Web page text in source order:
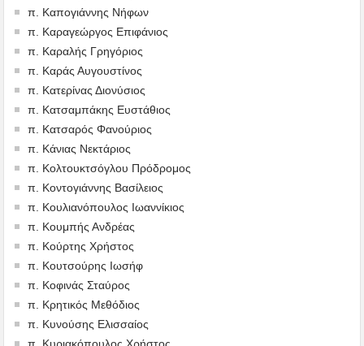
π. Καπογιάννης Νήφων
π. Καραγεώργος Επιφάνιος
π. Καραλής Γρηγόριος
π. Καράς Αυγουστίνος
π. Κατερίνας Διονύσιος
π. Κατσαμπάκης Ευστάθιος
π. Κατσαρός Φανούριος
π. Κάνιας Νεκτάριος
π. Κολτουκτσόγλου Πρόδρομος
π. Κοντογιάννης Βασίλειος
π. Κουλιανόπουλος Ιωαννίκιος
π. Κουμπής Ανδρέας
π. Κούρτης Χρήστος
π. Κουτσούρης Ιωσήφ
π. Κοφινάς Σταύρος
π. Κρητικός Μεθόδιος
π. Κυνούσης Ελισσαίος
π. Κυριακόπουλος Χρήστος